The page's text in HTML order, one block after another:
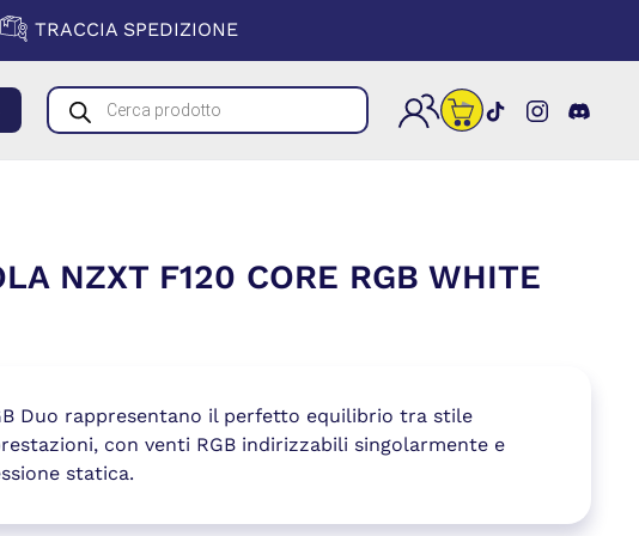
APRE IN UNA NUOVA FINESTRA)
TRACCIA SPEDIZIONE
Products
search
(si apre in
(si apre
NZXT F120 CORE RGB WHITE
Duo rappresentano il perfetto equilibrio tra stile
con venti RGB indirizzabili singolarmente e
statica.